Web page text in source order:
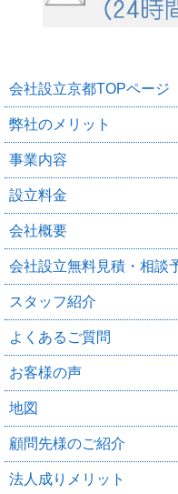
会社設立京都TOPページ
弊社のメリット
事業内容
設立料金
会社概要
会社設立無料見積・相談
スタッフ紹介
よくあるご質問
お客様の声
地図
顧問先様のご紹介
法人成りメリット